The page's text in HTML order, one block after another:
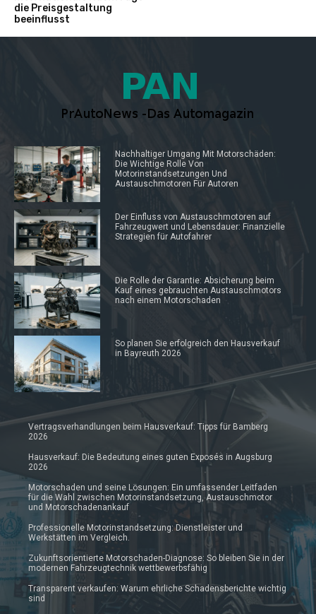
die Preisgestaltung
beeinflusst
Nachhaltiger Umgang Mit Motorschäden:
Die Wichtige Rolle Von
Motorinstandsetzungen Und
Austauschmotoren Für Autoren
Der Einfluss von Austauschmotoren auf
Fahrzeugwert und Lebensdauer: Finanzielle
Strategien für Autofahrer
Die Rolle der Garantie: Absicherung beim
Kauf eines gebrauchten Austauschmotors
nach einem Motorschaden
So planen Sie erfolgreich den Hausverkauf
in Bayreuth 2026
Vertragsverhandlungen beim Hausverkauf: Tipps für Bamberg
2026
Hausverkauf: Die Bedeutung eines guten Exposés in Augsburg
2026
Motorschaden und seine Lösungen: Ein umfassender Leitfaden
für die Wahl zwischen Motorinstandsetzung, Austauschmotor
und Motorschadenankauf
Professionelle Motorinstandsetzung: Dienstleister und
Werkstätten im Vergleich.
Zukunftsorientierte Motorschaden-Diagnose: So bleiben Sie in der
modernen Fahrzeugtechnik wettbewerbsfähig
Transparent verkaufen: Warum ehrliche Schadensberichte wichtig
sind